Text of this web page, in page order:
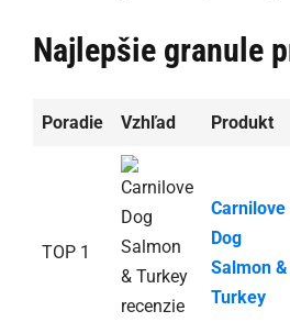
Najlepšie granule
Poradie Vzhľad Produkt
TOP 1
Carnilove
Dog
Salmon &
Turkey